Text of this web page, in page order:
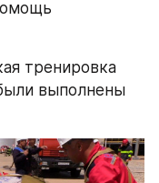
тренировка
выполнены